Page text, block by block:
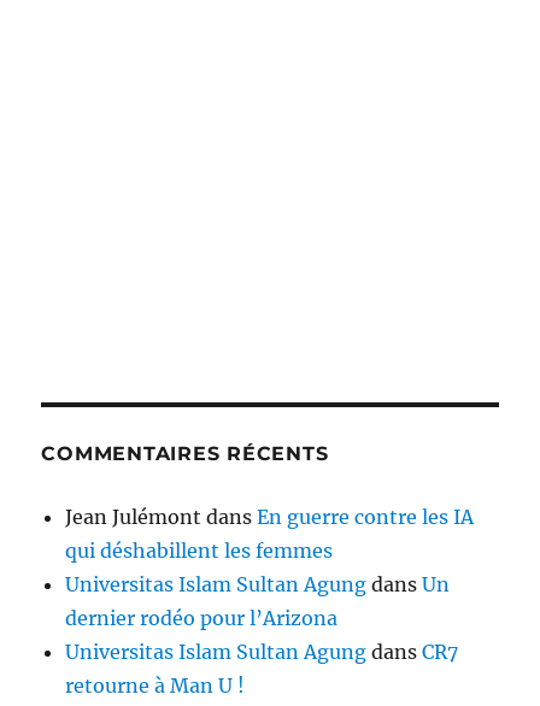
COMMENTAIRES RÉCENTS
Jean Julémont dansEn guerre contre les IA
qui déshabillent les femmes
Universitas Islam Sultan Agung dansUn
dernier rodéo pour l’Arizona
Universitas Islam Sultan Agung dansCR7
retourne à Man U !